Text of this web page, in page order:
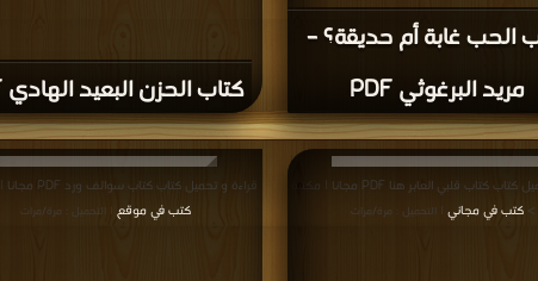
كتاب الحزن البعيد الهادي PDF
الحب غابة أم حديقة؟ –
مريد البرغوثي PDF
قراءة و تحميل كتاب كتاب سوالف ورد PDF مجانا | مكتبة >
كتب في موقع
| التحميل : مرة/مرات
قراءة و تحميل كتاب كتاب قلبي العابر هنا PDF مجانا | مكتبة
>كتب في مجاني | التحميل : مرة/مرات